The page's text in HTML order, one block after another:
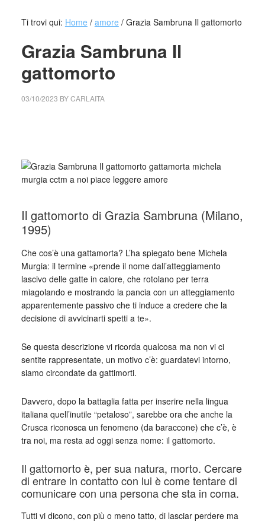
Ti trovi qui: Home / amore /Grazia Sambruna Il gattomorto
Grazia Sambruna Il
gattomorto
03/10/2023 BYCARLAITA
Il gattomorto di Grazia Sambruna (Milano,
1995)
Che cos’è una gattamorta? L’ha spiegato bene Michela
Murgia: il termine «prende il nome dall’atteggiamento
lascivo delle gatte in calore, che rotolano per terra
miagolando e mostrando la pancia con un atteggiamento
apparentemente passivo che ti induce a credere che la
decisione di avvicinarti spetti a te».
Se questa descrizione vi ricorda qualcosa ma non vi ci
sentite rappresentate, un motivo c’è: guardatevi intorno,
siamo circondate da gattimorti.
Davvero, dopo la battaglia fatta per inserire nella lingua
italiana quell’inutile “petaloso”, sarebbe ora che anche la
Crusca riconosca un fenomeno (da baraccone) che c’è, è
tra noi, ma resta ad oggi senza nome: il gattomorto.
Il gattomorto è, per sua natura, morto. Cercare
di entrare in contatto con lui è come tentare di
comunicare con una persona che sta in coma.
Tutti vi dicono, con più o meno tatto, di lasciar perdere ma